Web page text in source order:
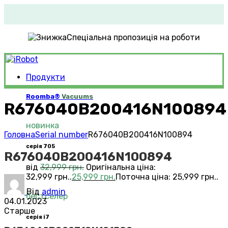
Спеціальна пропозиція на роботи
Продукти
Roomba® Vacuums
новинка
серія 705
від 32,999грн. Оригінальна ціна:
32,999 грн..25,999 грн.Поточна ціна: 25,999 грн..
бестселер
серія i7
R676040B200416N100894
ГоловнаSerial numberR676040B200416N100894
R676040B200416N100894
Від admin
04.01.2023
Старше